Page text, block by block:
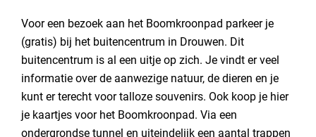
Voor een bezoek aan het Boomkroonpad parkeer je
(gratis) bij het buitencentrum in Drouwen. Dit
buitencentrum is al een uitje op zich. Je vindt er veel
informatie over de aanwezige natuur, de dieren en je
kunt er terecht voor talloze souvenirs. Ook koop je hier
je kaartjes voor het Boomkroonpad. Via een
ondergrondse tunnel en uiteindelijk een aantal trappen